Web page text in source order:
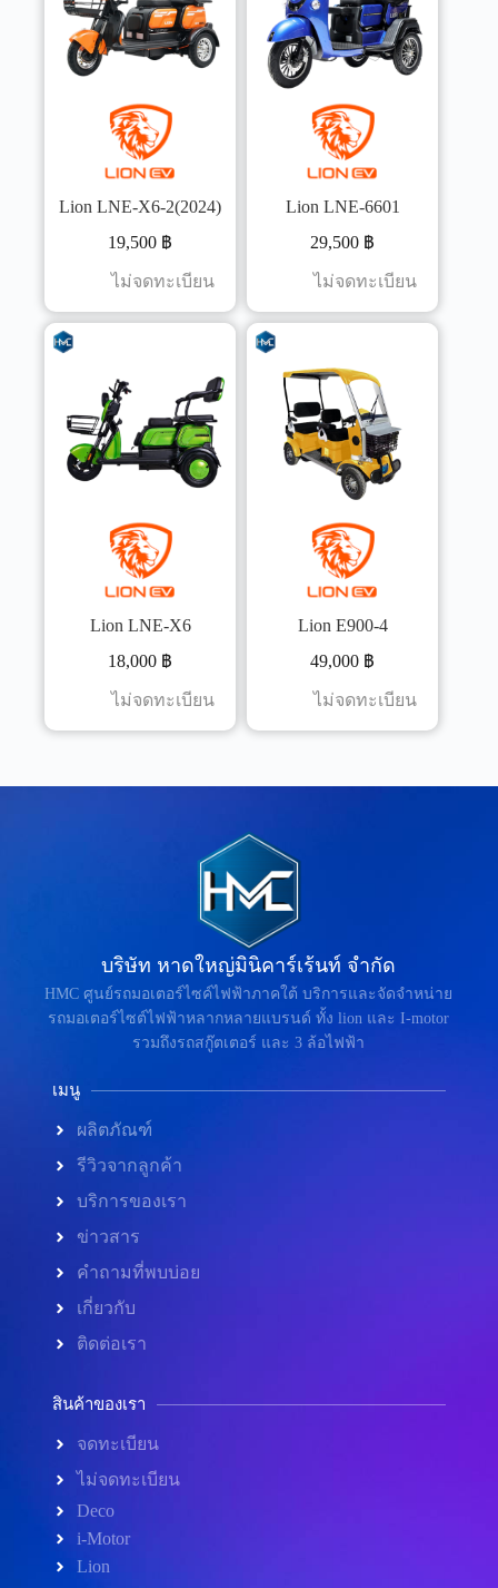
Lion LNE-X6-2(2024)
19,500 ฿
ไม่จดทะเบียน
Lion LNE-6601
29,500 ฿
ไม่จดทะเบียน
Lion LNE-X6
18,000 ฿
ไม่จดทะเบียน
Lion E900-4
49,000 ฿
ไม่จดทะเบียน
บริษัท หาดใหญ่มินิคาร์เร้นท์ จำกัด
HMC ศูนย์รถมอเตอร์ไซค์ไฟฟ้าภาคใต้ บริการและจัดจำหน่าย
รถมอเตอร์ไซต์ไฟฟ้าหลากหลายแบรนด์ ทั้ง lion และ I-motor
รวมถึงรถสกู๊ตเตอร์ และ 3 ล้อไฟฟ้า
เมนู
ผลิตภัณฑ์
รีวิวจากลูกค้า
บริการของเรา
ข่าวสาร
คำถามที่พบบ่อย
เกี่ยวกับ
ติดต่อเรา
สินค้าของเรา
จดทะเบียน
ไม่จดทะเบียน
Deco
i-Motor
Lion